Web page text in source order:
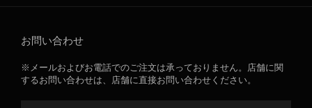
お問い合わせ
※メールおよびお電話でのご注文は承っておりません。店舗に関
するお問い合わせは、店舗に直接お問い合わせください。